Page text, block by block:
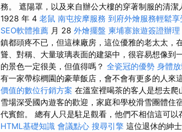
務。 遮陽罩，以及來自辦公大樓的穿著制服的清
1928 年 4 老鼠 南屯按摩服務 到府外燴服務輕鬆享
SEO軟體推薦 月 28 外燴擺盤 柬埔寨旅遊簽證辦理
鎮都頭疼不已，但這棟廠房，這位優雅的老太太，
聳、對稱、大量玻璃表面的建築中，很容易想像到
的景色一定很美，但值得嗎？ 全瓷冠的優勢 身體
有一家帶棕櫚園的豪華飯店，會不會有更多的人來
價值的數位行銷方案 在溫室裡喝茶的客人是想去爬
雪場深受國內遊客的歡迎，家庭和學校滑雪團體住
代賓館。 總有人只是駐足觀看，他們不相信這可以
HTML基礎知識 會議點心 搜尋引擎 這位退休的紳